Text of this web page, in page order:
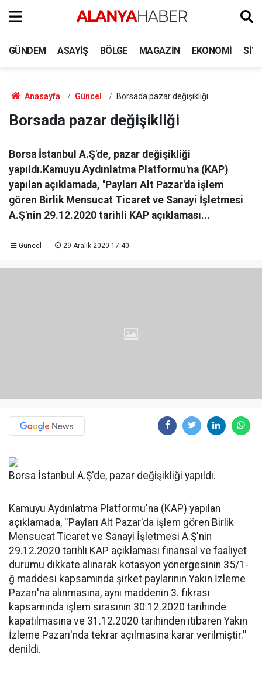
GÜNDEM ASAYIŞ BÖLGE MAGAZIN EKONOMI
Anasayfa Güncel Borsada pazar değişikliği
Borsada pazar değişikliği
Borsa İstanbul A.Ş'de, pazar değişikliği
yapıldı.Kamuyu Aydınlatma Platformu'na (KAP)
yapılan açıklamada, ''Payları Alt Pazar'da işlem
gören Birlik Mensucat Ticaret ve Sanayi İşletmesi
A.Ş'nin 29.12.2020 tarihli KAP açıklaması...
Güncel 29 Aralık 2020 17:40
Borsa İstanbul A.Ş'de, pazar değişikliği yapıldı.
Kamuyu Aydınlatma Platformu'na (KAP) yapılan
açıklamada, ''Payları Alt Pazar'da işlem gören Birlik
Mensucat Ticaret ve Sanayi İşletmesi A.Ş'nin
29.12.2020 tarihli KAP açıklaması finansal ve faaliyet
durumu dikkate alınarak kotasyon yönergesinin 35/1-
ğ maddesi kapsamında şirket paylarının Yakın İzleme
Pazarı'na alınmasına, aynı maddenin 3. fıkrası
kapsamında işlem sırasının 30.12.2020 tarihinde
kapatılmasına ve 31.12.2020 tarihinden itibaren Yakın
İzleme Pazarı'nda tekrar açılmasına karar verilmiştir.''
denildi.